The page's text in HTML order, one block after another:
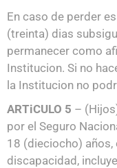
En caso de perder
(treinta) dias
permanecer como
Institucion. Si no
la Institucion no
ARTiCULO 5 –
por el Seguro
18 (dieciocho) años,
discapacidad,